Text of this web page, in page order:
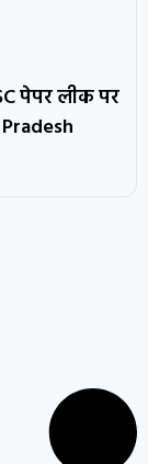
पेपर लीक पर